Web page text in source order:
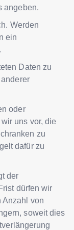
angeben.
Werden
ein
Daten zu
oder
uns vor, die
zu
dafür zu
der
dürfen wir
Anzahl von
soweit dies